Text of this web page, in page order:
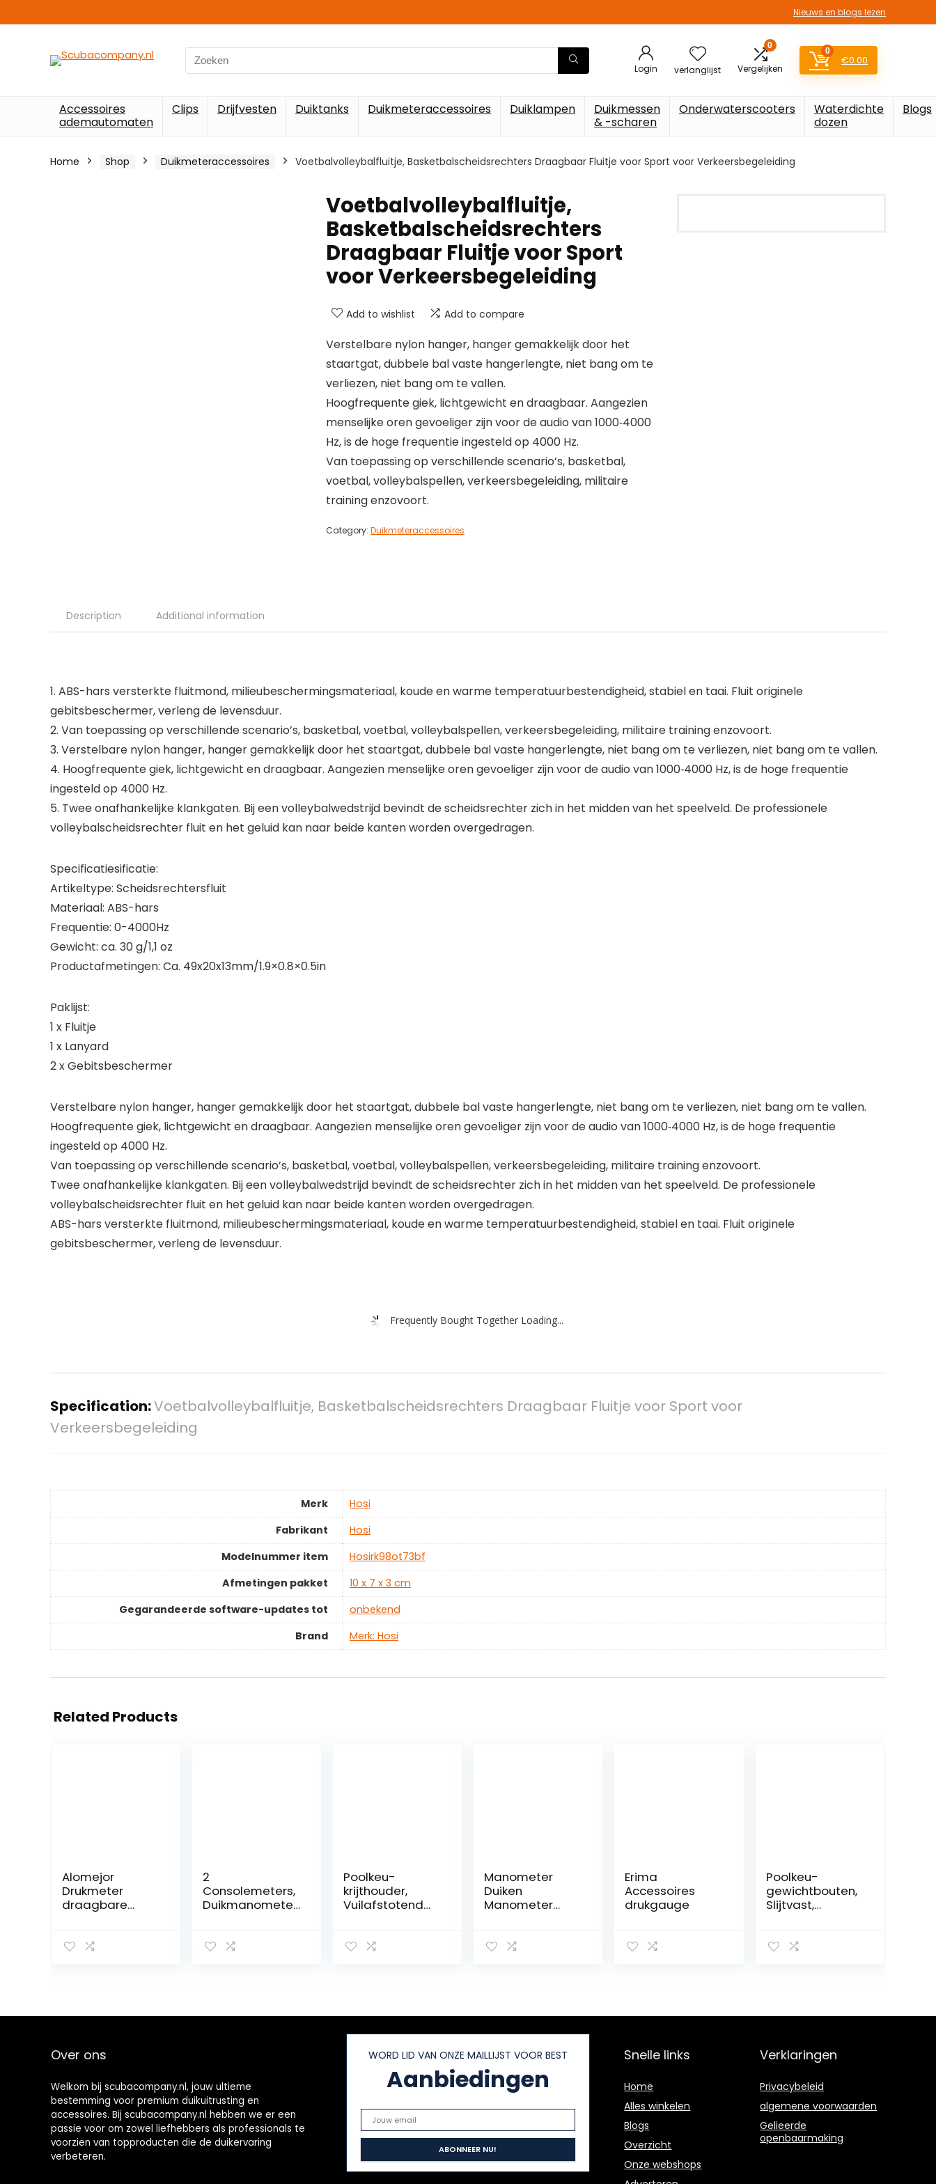
Nieuws en blogs lezen
Search
for:
Login verlanglijst
0
Vergelijken
0
€0.00
Accessoires
ademautomaten
Clips Drijfvesten Duiktanks Duikmeteraccessoires Duiklampen
Duikmessen
& -scharen
Onderwaterscooters
Waterdichte
dozen
Blogs
Home Shop Duikmeteraccessoires Voetbalvolleybalfluitje, Basketbalscheidsrechters Draagbaar Fluitje voor Sport voor Verkeersbegeleiding
Voetbalvolleybalfluitje,
Basketbalscheidsrechters
Draagbaar Fluitje voor Sport
voor Verkeersbegeleiding
Add to wishlist Add to compare
Verstelbare nylon hanger, hanger gemakkelijk door het
staartgat, dubbele bal vaste hangerlengte, niet bang om te
verliezen, niet bang om te vallen.
Hoogfrequente giek, lichtgewicht en draagbaar. Aangezien
menselijke oren gevoeliger zijn voor de audio van 1000‑4000
Hz, is de hoge frequentie ingesteld op 4000 Hz.
Van toepassing op verschillende scenario’s, basketbal,
voetbal, volleybalspellen, verkeersbegeleiding, militaire
training enzovoort.
Category: Duikmeteraccessoires
Description Additional information
1. ABS-hars versterkte fluitmond, milieubeschermingsmateriaal, koude en warme temperatuurbestendigheid, stabiel en taai. Fluit originele
gebitsbeschermer, verleng de levensduur.
2. Van toepassing op verschillende scenario’s, basketbal, voetbal, volleybalspellen, verkeersbegeleiding, militaire training enzovoort.
3. Verstelbare nylon hanger, hanger gemakkelijk door het staartgat, dubbele bal vaste hangerlengte, niet bang om te verliezen, niet bang om te vallen.
4. Hoogfrequente giek, lichtgewicht en draagbaar. Aangezien menselijke oren gevoeliger zijn voor de audio van 1000‑4000 Hz, is de hoge frequentie
ingesteld op 4000 Hz.
5. Twee onafhankelijke klankgaten. Bij een volleybalwedstrijd bevindt de scheidsrechter zich in het midden van het speelveld. De professionele
volleybalscheidsrechter fluit en het geluid kan naar beide kanten worden overgedragen.
Specificatiesificatie:
Artikeltype: Scheidsrechtersfluit
Materiaal: ABS-hars
Frequentie: 0-4000Hz
Gewicht: ca. 30 g/1,1 oz
Productafmetingen: Ca. 49x20x13mm/1.9×0.8×0.5in
Paklijst:
1 x Fluitje
1 x Lanyard
2 x Gebitsbeschermer
Verstelbare nylon hanger, hanger gemakkelijk door het staartgat, dubbele bal vaste hangerlengte, niet bang om te verliezen, niet bang om te vallen.
Hoogfrequente giek, lichtgewicht en draagbaar. Aangezien menselijke oren gevoeliger zijn voor de audio van 1000‑4000 Hz, is de hoge frequentie
ingesteld op 4000 Hz.
Van toepassing op verschillende scenario’s, basketbal, voetbal, volleybalspellen, verkeersbegeleiding, militaire training enzovoort.
Twee onafhankelijke klankgaten. Bij een volleybalwedstrijd bevindt de scheidsrechter zich in het midden van het speelveld. De professionele
volleybalscheidsrechter fluit en het geluid kan naar beide kanten worden overgedragen.
ABS-hars versterkte fluitmond, milieubeschermingsmateriaal, koude en warme temperatuurbestendigheid, stabiel en taai. Fluit originele
gebitsbeschermer, verleng de levensduur.
Frequently Bought Together Loading...
Specification:Voetbalvolleybalfluitje, Basketbalscheidsrechters Draagbaar Fluitje voor Sport voor
Verkeersbegeleiding
Merk
‎Hosi
Fabrikant
‎Hosi
Modelnummer item
‎Hosirk98ot73bf
Afmetingen pakket
‎10 x 7 x 3 cm
Gegarandeerde software-updates tot
‎onbekend
Brand
Merk: Hosi
Related Products
Alomejor
Drukmeter
draagbare
rugby netball,
2
Consolemeters,
Duikmanometer,
Duikmanometer,
Poolkeu-
krijthouder,
Vuilafstotend
krijtclip,
voor Sportkeu
(Witte Ni)
Manometer
Duiken
Manometer
Digitale
Erima
Accessoires
drukgauge
Poolkeu-
gewichtbouten,
Slijtvast,
Gewicht SUS en
voor Vervanging
Over ons
Welkom bij scubacompany.nl, jouw ultieme
bestemming voor premium duikuitrusting en
accessoires. Bij scubacompany.nl hebben we er een
passie voor om zowel liefhebbers als professionals te
voorzien van topproducten die de duikervaring
verbeteren.
WORD LID VAN ONZE MAILLIJST VOOR BEST
Aanbiedingen
Snelle links
Home
Alles winkelen
Blogs
Overzicht
Onze webshops
Verklaringen
Privacybeleid
algemene voorwaarden
Gelieerde
openbaarmaking